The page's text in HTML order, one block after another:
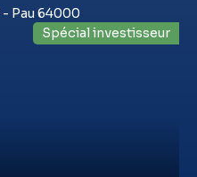
Spécial investisseur